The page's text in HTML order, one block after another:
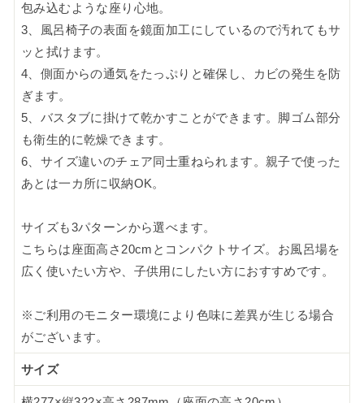
包み込むような座り心地。
3、風呂椅子の表面を鏡面加工にしているので汚れてもサ
ッと拭けます。
4、側面からの通気をたっぷりと確保し、カビの発生を防
ぎます。
5、バスタブに掛けて乾かすことができます。脚ゴム部分
も衛生的に乾燥できます。
6、サイズ違いのチェア同士重ねられます。親子で使った
あとは一カ所に収納OK。
サイズも3パターンから選べます。
こちらは座面高さ20cmとコンパクトサイズ。お風呂場を
広く使いたい方や、子供用にしたい方におすすめです。
※ご利用のモニター環境により色味に差異が生じる場合
がございます。
サイズ